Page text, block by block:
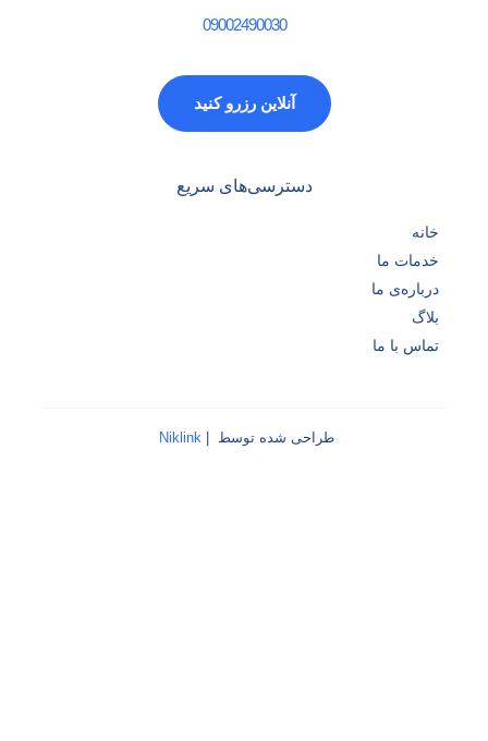
09002490030
آنلاین رزرو کنید
دسترسی‌های سریع
خانه
خدمات ما
درباره‌ی ما
بلاگ
تماس با ما
طراحی شده توسط | Niklink